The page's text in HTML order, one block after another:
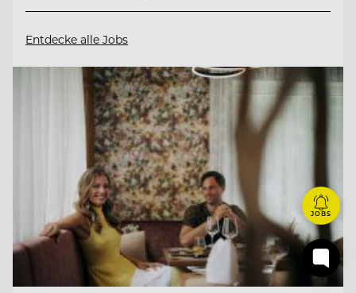
Entdecke alle Jobs
JOBS